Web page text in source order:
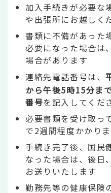
加入手続きが必要な
や出張所にお越しく
書類に不備があった
必要になった場合は
場合があります
連絡先電話番号は、
から午後5時15分ま
番号を記入してくだ
必要書類を受け取っ
で2週間程度かかり
手続き完了後、国民
なった場合は、後日
お送りいたします
勤務先等の健康保険